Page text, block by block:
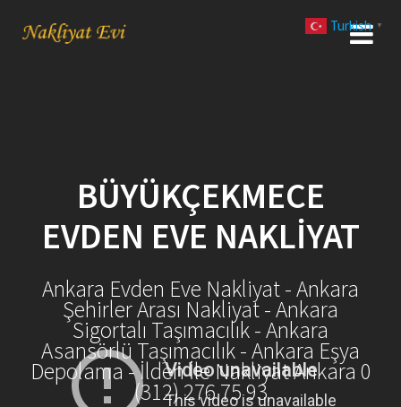
BÜYÜKÇEKMECE
EVDEN EVE NAKLIYAT
Ankara Evden Eve Nakliyat - Ankara
Şehirler Arası Nakliyat - Ankara
Sigortalı Taşımacılık - Ankara
Asansörlü Taşımacılık - Ankara Eşya
Depolama - İlden İle Nakliyat Ankara 0
(312) 276 75 93
Turkish ▼